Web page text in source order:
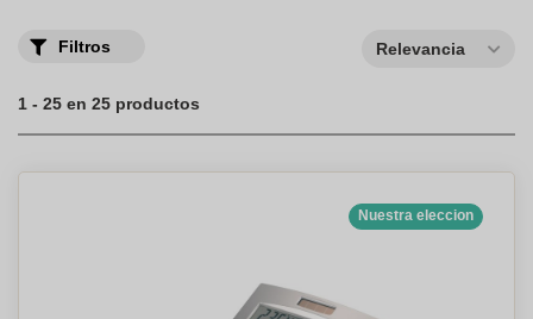
Filtros Relevancia
1 - 25 en 25 productos
Nuestra eleccion